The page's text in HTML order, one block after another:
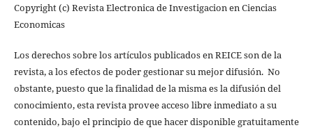
Copyright (c) Revista Electronica de Investigacion en Ciencias
Economicas
Los derechos sobre los artículos publicados en REICE son de la
revista, a los efectos de poder gestionar su mejor difusión. No
obstante, puesto que la finalidad de la misma es la difusión del
conocimiento, esta revista provee acceso libre inmediato a su
contenido, bajo el principio de que hacer disponible gratuitamente